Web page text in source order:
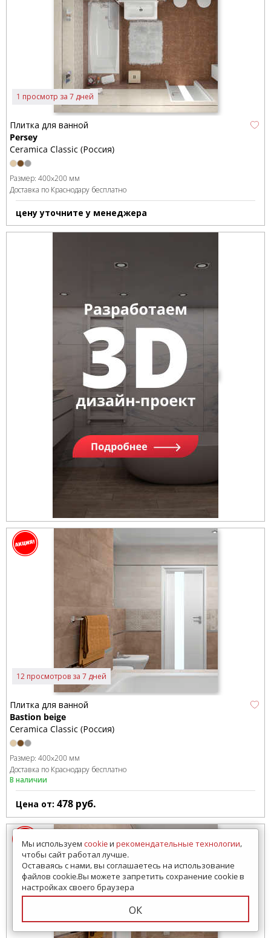
1 просмотр за 7 дней
Плитка для ванной
Persey
Ceramica Classic (Россия)
Размер: 400x200 мм
Доставка по Краснодару бесплатно
цену уточните у менеджера
12 просмотров за 7 дней
Плитка для ванной
Bastion beige
Ceramica Classic (Россия)
Размер: 400x200 мм
Доставка по Краснодару бесплатно
В наличии
Цена от: 478 руб.
Мы используем cookieи рекомендательные технологии,
чтобы сайт работал лучше.
Оставаясь с нами, вы соглашаетесь на использование
файлов cookie.Вы можете запретить сохранение cookie в
настройках своего браузера
ОК